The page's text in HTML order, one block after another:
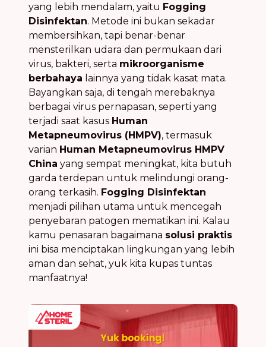
yang lebih mendalam, yaitu Fogging
Disinfektan. Metode ini bukan sekadar
membersihkan, tapi benar-benar
mensterilkan udara dan permukaan dari
virus, bakteri, serta mikroorganisme
berbahaya lainnya yang tidak kasat mata.
Bayangkan saja, di tengah merebaknya
berbagai virus pernapasan, seperti yang
terjadi saat kasus Human
Metapneumovirus (HMPV), termasuk
varian Human Metapneumovirus HMPV
China yang sempat meningkat, kita butuh
garda terdepan untuk melindungi orang-
orang terkasih. Fogging Disinfektan
menjadi pilihan utama untuk mencegah
penyebaran patogen mematikan ini. Kalau
kamu penasaran bagaimana solusi praktis
ini bisa menciptakan lingkungan yang lebih
aman dan sehat, yuk kita kupas tuntas
manfaatnya!